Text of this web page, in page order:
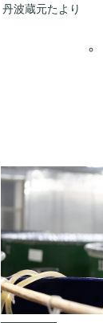
丹波蔵元たより